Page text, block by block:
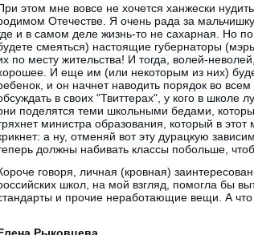
этом мне вовсе не хочется ханжески
Отечестве. Я очень рада за
и в самом деле жизнь-то не сахарная. Но
смеяться) настоящие губернаторы
по месту жительства! И тогда, волей-
И еще им (или некоторым из них)
и он начнет наводить порядок во
в своих "Твиттерах", у кого в школе
поделятся теми школьными бедами,
министра образования, который в
а ну, отменяй вот эту дурацкую
должны набивать классы побольше,
говоря, личная (кровная)
школ, на мой взгляд, помогла бы
и прочие неработающие вещи. А
Рыковцева